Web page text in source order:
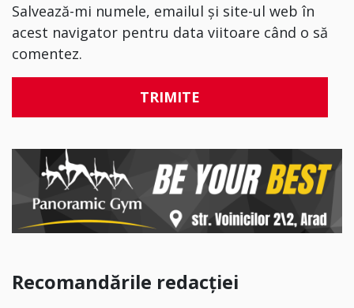
Salvează-mi numele, emailul și site-ul web în
acest navigator pentru data viitoare când o să
comentez.
Recomandările redacției